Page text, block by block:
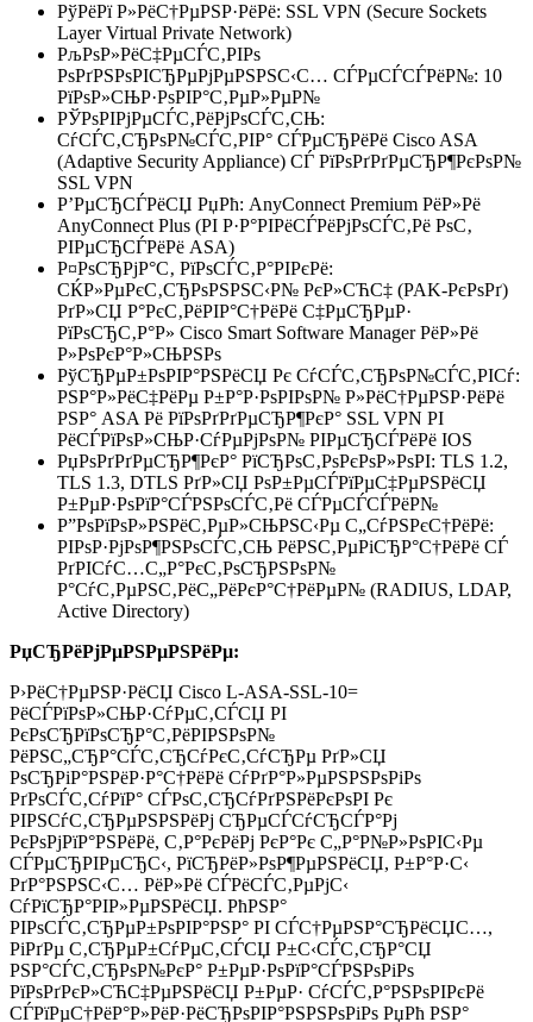
РўРёРї Р»РёС†РµРЅР·РёРё: SSL VPN (Secure Sockets
Layer Virtual Private Network)
РљРѕР»РёС‡РµСЃС‚РІРѕ
РѕРґРЅРѕРІСЂРµРјРµРЅРЅС‹С… СЃРµСЃСЃРёР№: 10
РїРѕР»СЊР·РѕРІР°С‚РµР»РµР№
РЎРѕРІРјРµСЃС‚РёРјРѕСЃС‚СЊ:
СѓСЃС‚СЂРѕР№СЃС‚РІР° СЃРµСЂРёРё Cisco ASA
(Adaptive Security Appliance) СЃ РїРѕРґРґРµСЂР¶РєРѕР№
SSL VPN
Р’РµСЂСЃРёСЏ РџРћ: AnyConnect Premium РёР»Рё
AnyConnect Plus (РІ Р·Р°РІРёСЃРёРјРѕСЃС‚Рё РѕС‚
РІРµСЂСЃРёРё ASA)
Р¤РѕСЂРјР°С‚ РїРѕСЃС‚Р°РІРєРё:
СЌР»РµРєС‚СЂРѕРЅРЅС‹Р№ РєР»СЋС‡ (PAK-РєРѕРґ)
РґР»СЏ Р°РєС‚РёРІР°С†РёРё С‡РµСЂРµР·
РїРѕСЂС‚Р°Р» Cisco Smart Software Manager РёР»Рё
Р»РѕРєР°Р»СЊРЅРѕ
РўСЂРµР±РѕРІР°РЅРёСЏ Рє СѓСЃС‚СЂРѕР№СЃС‚РІСѓ:
РЅР°Р»РёС‡РёРµ Р±Р°Р·РѕРІРѕР№ Р»РёС†РµРЅР·РёРё
РЅР° ASA Рё РїРѕРґРґРµСЂР¶РєР° SSL VPN РІ
РёСЃРїРѕР»СЊР·СѓРµРјРѕР№ РІРµСЂСЃРёРё IOS
РџРѕРґРґРµСЂР¶РєР° РїСЂРѕС‚РѕРєРѕР»РѕРІ: TLS 1.2,
TLS 1.3, DTLS РґР»СЏ РѕР±РµСЃРїРµС‡РµРЅРёСЏ
Р±РµР·РѕРїР°СЃРЅРѕСЃС‚Рё СЃРµСЃСЃРёР№
Р”РѕРїРѕР»РЅРёС‚РµР»СЊРЅС‹Рµ С„СѓРЅРєС†РёРё:
РІРѕР·РјРѕР¶РЅРѕСЃС‚СЊ РёРЅС‚РµРіСЂР°С†РёРё СЃ
РґРІСѓС…С„Р°РєС‚РѕСЂРЅРѕР№
Р°СѓС‚РµРЅС‚РёС„РёРєР°С†РёРµР№ (RADIUS, LDAP,
Active Directory)
РџСЂРёРјРµРЅРµРЅРёРµ:
Р›РёС†РµРЅР·РёСЏ Cisco L-ASA-SSL-10=
РёСЃРїРѕР»СЊР·СѓРµС‚СЃСЏ РІ
РєРѕСЂРїРѕСЂР°С‚РёРІРЅРѕР№
РёРЅС„СЂР°СЃС‚СЂСѓРєС‚СѓСЂРµ РґР»СЏ
РѕСЂРіР°РЅРёР·Р°С†РёРё СѓРґР°Р»РµРЅРЅРѕРіРѕ
РґРѕСЃС‚СѓРїР° СЃРѕС‚СЂСѓРґРЅРёРєРѕРІ Рє
РІРЅСѓС‚СЂРµРЅРЅРёРј СЂРµСЃСѓСЂСЃР°Рј
РєРѕРјРїР°РЅРёРё, С‚Р°РєРёРј РєР°Рє С„Р°Р№Р»РѕРІС‹Рµ
СЃРµСЂРІРµСЂС‹, РїСЂРёР»РѕР¶РµРЅРёСЏ, Р±Р°Р·С‹
РґР°РЅРЅС‹С… РёР»Рё СЃРёСЃС‚РµРјС‹
СѓРїСЂР°РІР»РµРЅРёСЏ. РћРЅР°
РІРѕСЃС‚СЂРµР±РѕРІР°РЅР° РІ СЃС†РµРЅР°СЂРёСЏС…,
РіРґРµ С‚СЂРµР±СѓРµС‚СЃСЏ Р±С‹СЃС‚СЂР°СЏ
РЅР°СЃС‚СЂРѕР№РєР° Р±РµР·РѕРїР°СЃРЅРѕРіРѕ
РїРѕРґРєР»СЋС‡РµРЅРёСЏ Р±РµР· СѓСЃС‚Р°РЅРѕРІРєРё
СЃРїРµС†РёР°Р»РёР·РёСЂРѕРІР°РЅРЅРѕРіРѕ РџРћ РЅР°